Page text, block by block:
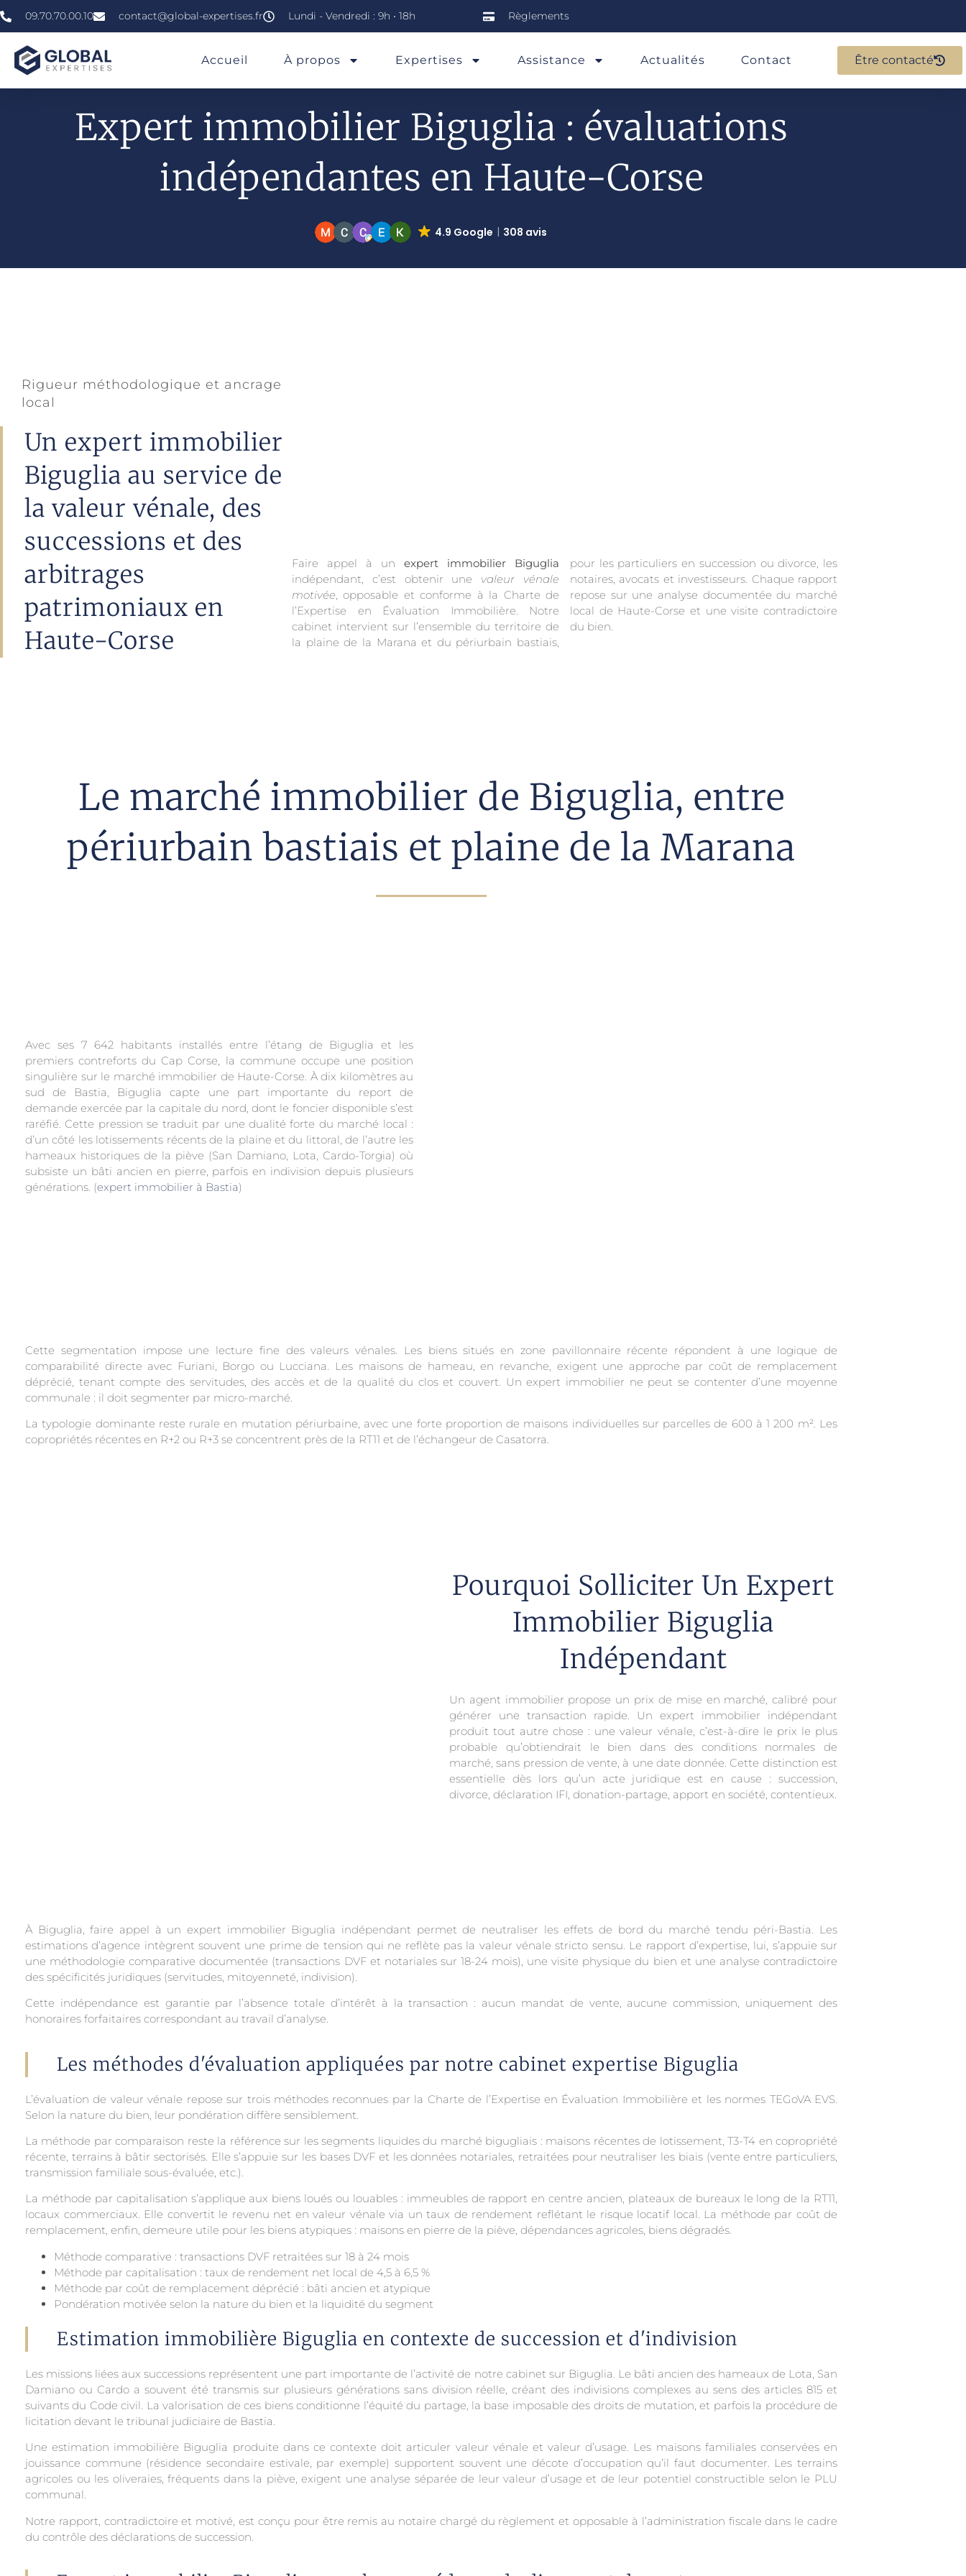
09.70.70.00.10 contact@global-expertises.fr Lundi - Vendredi : 9h • 18h Règlements
Accueil À propos Expertises Assistance Actualités Contact Être contacté
Expert immobilier Biguglia : évaluations
indépendantes en Haute-Corse
»»»Expertise Immobilière À Biguglia
4.9 Google 308 avis
Rigueur méthodologique et ancrage
local
Un expert immobilier
Biguglia au service de
la valeur vénale, des
successions et des
arbitrages
patrimoniaux en
Haute-Corse
Faire appel à un expert immobilier Biguglia
indépendant, c’est obtenir une valeur vénale
motivée, opposable et conforme à la Charte de
l’Expertise en Évaluation Immobilière. Notre
cabinet intervient sur l’ensemble du territoire de
la plaine de la Marana et du périurbain bastiais,
pour les particuliers en succession ou divorce, les
notaires, avocats et investisseurs. Chaque rapport
repose sur une analyse documentée du marché
local de Haute-Corse et une visite contradictoire
du bien.
Le marché immobilier de Biguglia, entre
périurbain bastiais et plaine de la Marana
Avec ses 7 642 habitants installés entre l’étang de Biguglia et les
premiers contreforts du Cap Corse, la commune occupe une position
singulière sur le marché immobilier de Haute-Corse. À dix kilomètres au
sud de Bastia, Biguglia capte une part importante du report de
demande exercée par la capitale du nord, dont le foncier disponible s’est
raréfié. Cette pression se traduit par une dualité forte du marché local :
d’un côté les lotissements récents de la plaine et du littoral, de l’autre les
hameaux historiques de la piève (San Damiano, Lota, Cardo-Torgia) où
subsiste un bâti ancien en pierre, parfois en indivision depuis plusieurs
générations. (expert immobilier à Bastia)
Cette segmentation impose une lecture fine des valeurs vénales. Les biens situés en zone pavillonnaire récente répondent à une logique de
comparabilité directe avec Furiani, Borgo ou Lucciana. Les maisons de hameau, en revanche, exigent une approche par coût de remplacement
déprécié, tenant compte des servitudes, des accès et de la qualité du clos et couvert. Un expert immobilier ne peut se contenter d’une moyenne
communale : il doit segmenter par micro-marché.
La typologie dominante reste rurale en mutation périurbaine, avec une forte proportion de maisons individuelles sur parcelles de 600 à 1 200 m². Les
copropriétés récentes en R+2 ou R+3 se concentrent près de la RT11 et de l’échangeur de Casatorra.
Pourquoi Solliciter Un Expert
Immobilier Biguglia
Indépendant
Un agent immobilier propose un prix de mise en marché, calibré pour
générer une transaction rapide. Un expert immobilier indépendant
produit tout autre chose : une valeur vénale, c’est-à-dire le prix le plus
probable qu’obtiendrait le bien dans des conditions normales de
marché, sans pression de vente, à une date donnée. Cette distinction est
essentielle dès lors qu’un acte juridique est en cause : succession,
divorce, déclaration IFI, donation-partage, apport en société, contentieux.
À Biguglia, faire appel à un expert immobilier Biguglia indépendant permet de neutraliser les effets de bord du marché tendu péri-Bastia. Les
estimations d’agence intègrent souvent une prime de tension qui ne reflète pas la valeur vénale stricto sensu. Le rapport d’expertise, lui, s’appuie sur
une méthodologie comparative documentée (transactions DVF et notariales sur 18-24 mois), une visite physique du bien et une analyse contradictoire
des spécificités juridiques (servitudes, mitoyenneté, indivision).
Cette indépendance est garantie par l’absence totale d’intérêt à la transaction : aucun mandat de vente, aucune commission, uniquement des
honoraires forfaitaires correspondant au travail d’analyse.
Les méthodes d'évaluation appliquées par notre cabinet expertise Biguglia
L’évaluation de valeur vénale repose sur trois méthodes reconnues par la Charte de l’Expertise en Évaluation Immobilière et les normes TEGoVA EVS.
Selon la nature du bien, leur pondération diffère sensiblement.
La méthode par comparaison reste la référence sur les segments liquides du marché bigugliais : maisons récentes de lotissement, T3-T4 en copropriété
récente, terrains à bâtir sectorisés. Elle s’appuie sur les bases DVF et les données notariales, retraitées pour neutraliser les biais (vente entre particuliers,
transmission familiale sous-évaluée, etc.).
La méthode par capitalisation s’applique aux biens loués ou louables : immeubles de rapport en centre ancien, plateaux de bureaux le long de la RT11,
locaux commerciaux. Elle convertit le revenu net en valeur vénale via un taux de rendement reflétant le risque locatif local. La méthode par coût de
remplacement, enfin, demeure utile pour les biens atypiques : maisons en pierre de la piève, dépendances agricoles, biens dégradés.
Méthode comparative : transactions DVF retraitées sur 18 à 24 mois
Méthode par capitalisation : taux de rendement net local de 4,5 à 6,5 %
Méthode par coût de remplacement déprécié : bâti ancien et atypique
Pondération motivée selon la nature du bien et la liquidité du segment
Estimation immobilière Biguglia en contexte de succession et d'indivision
Les missions liées aux successions représentent une part importante de l’activité de notre cabinet sur Biguglia. Le bâti ancien des hameaux de Lota, San
Damiano ou Cardo a souvent été transmis sur plusieurs générations sans division réelle, créant des indivisions complexes au sens des articles 815 et
suivants du Code civil. La valorisation de ces biens conditionne l’équité du partage, la base imposable des droits de mutation, et parfois la procédure de
licitation devant le tribunal judiciaire de Bastia.
Une estimation immobilière Biguglia produite dans ce contexte doit articuler valeur vénale et valeur d’usage. Les maisons familiales conservées en
jouissance commune (résidence secondaire estivale, par exemple) supportent souvent une décote d’occupation qu’il faut documenter. Les terrains
agricoles ou les oliveraies, fréquents dans la piève, exigent une analyse séparée de leur valeur d’usage et de leur potentiel constructible selon le PLU
communal.
Notre rapport, contradictoire et motivé, est conçu pour être remis au notaire chargé du règlement et opposable à l’administration fiscale dans le cadre
du contrôle des déclarations de succession.